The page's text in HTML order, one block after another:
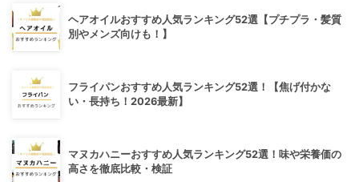
ヘアオイルおすすめ人気ランキング52選【プチプラ・髪質
別やメンズ向けも！】
フライパンおすすめ人気ランキング52選！【焦げ付かな
い・長持ち！2026最新】
マヌカハニーおすすめ人気ランキング52選！味や栄養価の
高さを徹底比較・検証